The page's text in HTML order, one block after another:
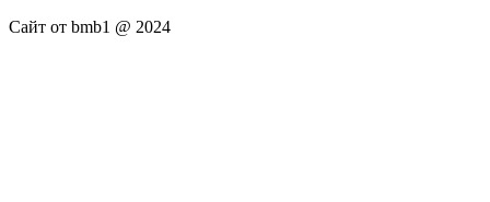
Сайт от bmb1 @ 2024